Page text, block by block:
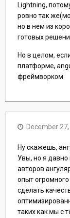
Lightning,
ровно так
но в нем из
готовых
Но в целом,
платформе,
фреймворком
December
Ну скажешь,
Увы, но я давно
авторов
опыт
сделать
таких как мы с